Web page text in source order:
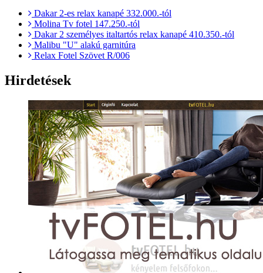
Dakar 2-es relax kanapé 332.000.-tól
Molina Tv fotel 147.250.-tól
Dakar 2 személyes italtartós relax kanapé 410.350.-tól
Malibu "U" alakú garnitúra
Relax Fotel Szövet R/006
Hirdetések